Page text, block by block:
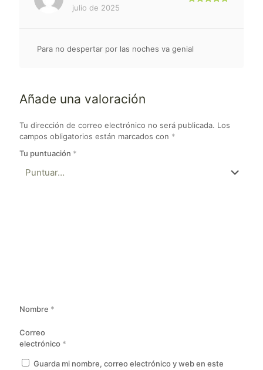
julio de 2025
Para no despertar por las noches va genial
Añade una valoración
Tu dirección de correo electrónico no será publicada. Los
campos obligatorios están marcados con *
Tu puntuación *
Nombre *
Correo
electrónico *
Guarda mi nombre, correo electrónico y web en este